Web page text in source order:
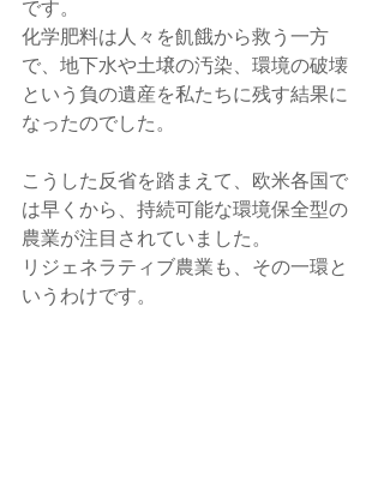
です。
化学肥料は人々を飢餓から救う一方
で、地下水や土壌の汚染、環境の破壊
という負の遺産を私たちに残す結果に
なったのでした。
こうした反省を踏まえて、欧米各国で
は早くから、持続可能な環境保全型の
農業が注目されていました。
リジェネラティブ農業も、その一環と
いうわけです。